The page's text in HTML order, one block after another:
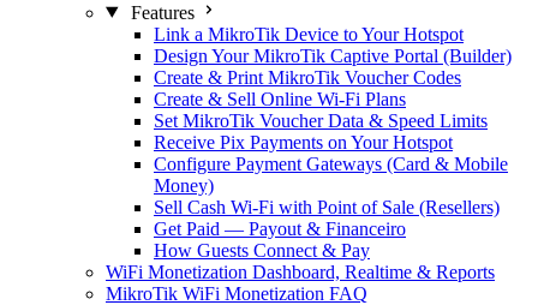
Features
Link a MikroTik Device to Your Hotspot
Design Your MikroTik Captive Portal (Builder)
Create & Print MikroTik Voucher Codes
Create & Sell Online Wi-Fi Plans
Set MikroTik Voucher Data & Speed Limits
Receive Pix Payments on Your Hotspot
Configure Payment Gateways (Card & Mobile
Money)
Sell Cash Wi-Fi with Point of Sale (Resellers)
Get Paid — Payout & Financeiro
How Guests Connect & Pay
WiFi Monetization Dashboard, Realtime & Reports
MikroTik WiFi Monetization FAQ